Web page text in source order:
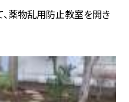
、薬物乱用防止教室を開き